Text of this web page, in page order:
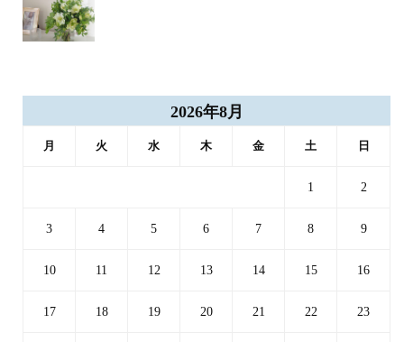
2026年8月
月 火 水 木 金 土 日
1 2
3 4 5 6 7 8 9
10 11 12 13 14 15 16
17 18 19 20 21 22 23